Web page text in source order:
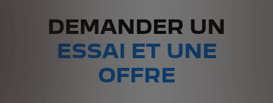
DEMANDER UN
ESSAI ET UNE
OFFRE